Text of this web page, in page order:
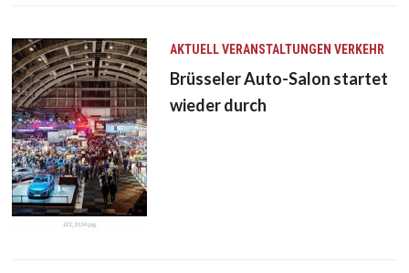
AKTUELLVERANSTALTUNGEN VERKEHR
Brüsseler Auto-Salon startet
wieder durch